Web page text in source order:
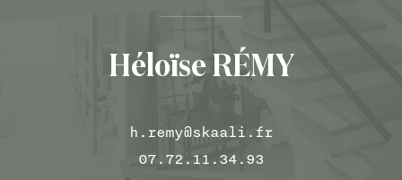
Héloïse RÉMY
h.remy@skaali.fr
07.72.11.34.93